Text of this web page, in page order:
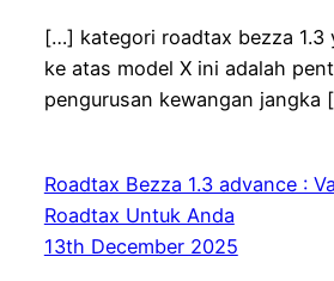
[…] kategori roadtax bezza 1.3
ke atas model X ini adalah
pengurusan kewangan jangka
Roadtax Bezza 1.3 advance :
Roadtax Untuk Anda
13th December 2025